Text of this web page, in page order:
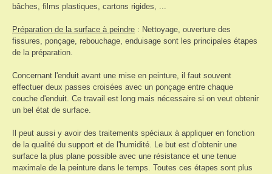
bâches, films plastiques, cartons rigides, ...
Préparation de la surface à peindre : Nettoyage, ouverture des
fissures, ponçage, rebouchage, enduisage sont les principales étapes
de la préparation.
Concernant l'enduit avant une mise en peinture, il faut souvent
effectuer deux passes croisées avec un ponçage entre chaque
couche d'enduit. Ce travail est long mais nécessaire si on veut obtenir
un bel état de surface.
Il peut aussi y avoir des traitements spéciaux à appliquer en fonction
de la qualité du support et de l'humidité. Le but est d’obtenir une
surface la plus plane possible avec une résistance et une tenue
maximale de la peinture dans le temps. Toutes ces étapes sont plus